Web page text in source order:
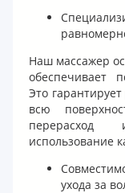
Наш массажер
обеспечивает
Это
всю
перерасход
использование
ухода за